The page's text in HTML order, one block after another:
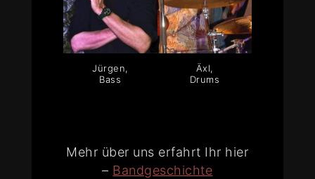
Jürgen,
Bass
Äxl,
Drums
Mehr über uns erfahrt Ihr hier
– Bandgeschichte